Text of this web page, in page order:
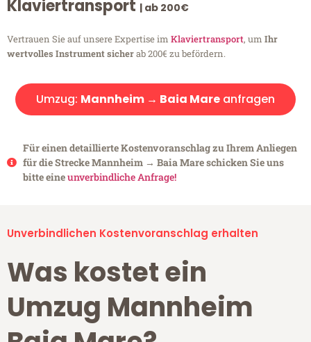
Klaviertransport | ab 200€
Vertrauen Sie auf unsere Expertise im Klaviertransport, um Ihr
wertvolles Instrument sicherab 200€ zu befördern.
Umzug: Mannheim → Baia Mare anfragen
Für einen detaillierte Kostenvoranschlag zu Ihrem Anliegen
für die Strecke Mannheim → Baia Mare schicken Sie uns
bitte eineunverbindliche Anfrage!
Unverbindlichen Kostenvoranschlag erhalten
Was kostet ein
Umzug Mannheim